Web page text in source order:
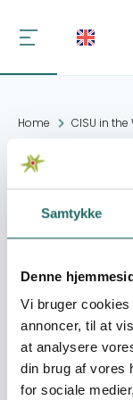
Samtykke
Denne
Vi bruger
annoncer, til at
at analysere
din brug af vores
for sociale
Home CISU in the
Contact:
Organisation: